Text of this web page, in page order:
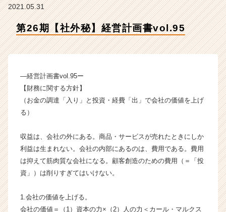
|
ベ
長
か
ら
ス
カ
ウ
が
届
2021.05.31
第26期【社外秘】経営計画書vol.95
―経営計画書vol.95ー
【財務に関する方針】
（お金の調達「入り」と投資・経費「出」で会社の価値を上げ
る）
収益は、会社の外にある。商品・サービスが売れたときにしか
利益は生まれない。会社の内部にあるのは、費用である。費用
は抑えて筋肉質な会社になる。顧客創造のための費用（＝「投
資」）は削りすぎてはいけない。
1.会社の価値を上げる。
会社の価値＝（1）資本の力×（2）人の力＜カール・マルクス